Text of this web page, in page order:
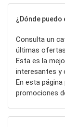
¿Dónde
Consulta un
últimas
Esta es la
interesantes y
En esta
promociones